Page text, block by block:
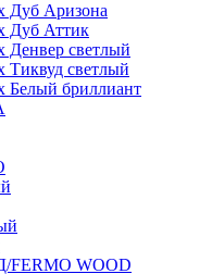
Дуб Аризона
Дуб Аттик
светлый
светлый
Белый бриллиант
FERMO WOOD